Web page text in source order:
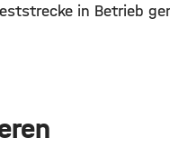
in Betrieb